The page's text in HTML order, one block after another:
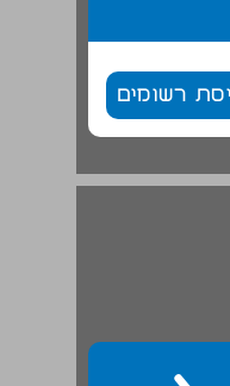
רשומים